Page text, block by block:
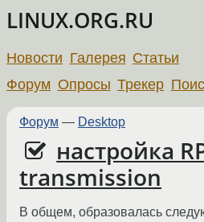
LINUX.ORG.RU
Новости Галерея Статьи
Форум Опросы Трекер
Форум — Desktop
настройка
transmission
В общем, образовалась